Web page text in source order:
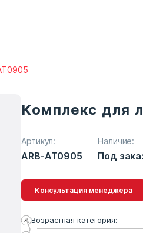
Комплекс для
Артикул:
ARB-AT0905
Наличие:
Под
Консультация менеджера
Возрастная категория: